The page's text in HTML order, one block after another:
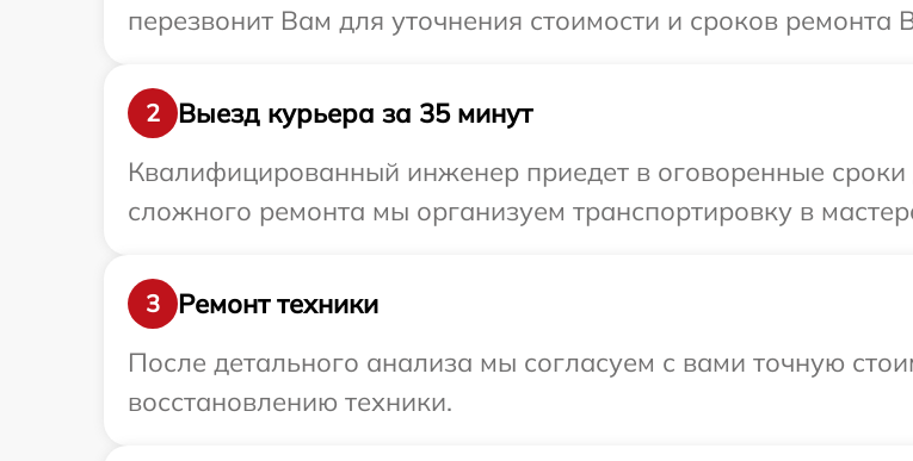
перезвонит Вам для уточнения стоимости и сроков ремонта
2
Выезд курьера за 35 минут
Квалифицированный инженер приедет в оговоренные сроки
сложного ремонта мы организуем транспортировку в
3
Ремонт техники
После детального анализа мы согласуем с вами точную
восстановлению техники.